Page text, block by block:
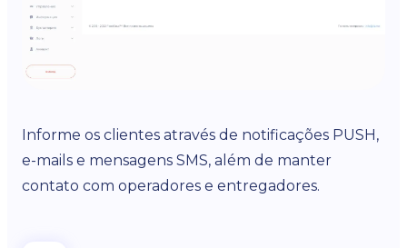
Informe os clientes através de notificações PUSH,
e-mails e mensagens SMS, além de manter
contato com operadores e entregadores.